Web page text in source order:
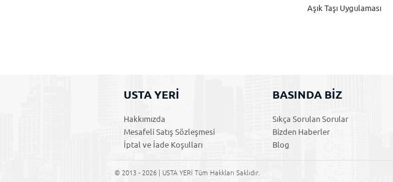
Aşık Taşı Uygulaması
USTA YERİ
Hakkımızda
Mesafeli Satış Sözleşmesi
İptal ve İade Koşulları
BASINDA BİZ
Sıkça Sorulan Sorular
Bizden Haberler
Blog
© 2013 - 2026 | USTA YERİ Tüm Hakkları Saklıdır.